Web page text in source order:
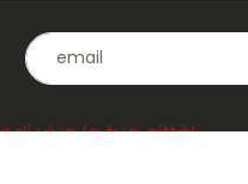
viva la tua città!